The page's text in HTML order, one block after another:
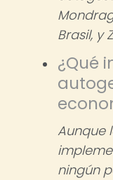
Brasil, y
¿Qué
Aunque
ningún